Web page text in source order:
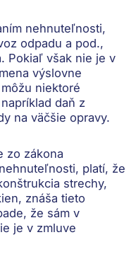
nehnuteľnosti,
odpadu a pod.,
Pokiaľ však nie je v
výslovne
môžu niektoré
daň z
na väčšie opravy.
zo zákona
platí, že
strechy,
znáša tieto
že sám v
je v zmluve